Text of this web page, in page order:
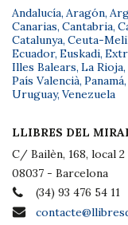
Andalucía, Aragón,
Canarias, Cantabria,
Catalunya, Ceuta-
Ecuador, Euskadi,
Illes Balears, La Rioja,
País Valencià, Panamá,
Uruguay, Venezuela
LLIBRES DEL
C/ Bailèn, 168, local 2
08037 - Barcelona
(34) 93 476 54 11